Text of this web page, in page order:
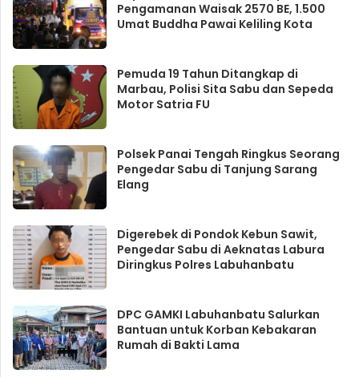
Pengamanan Waisak 2570 BE, 1.500
Umat Buddha Pawai Keliling Kota
Pemuda 19 Tahun Ditangkap di
Marbau, Polisi Sita Sabu dan Sepeda
Motor Satria FU
Polsek Panai Tengah Ringkus Seorang
Pengedar Sabu di Tanjung Sarang
Elang
Digerebek di Pondok Kebun Sawit,
Pengedar Sabu di Aeknatas Labura
Diringkus Polres Labuhanbatu
DPC GAMKI Labuhanbatu Salurkan
Bantuan untuk Korban Kebakaran
Rumah di Bakti Lama